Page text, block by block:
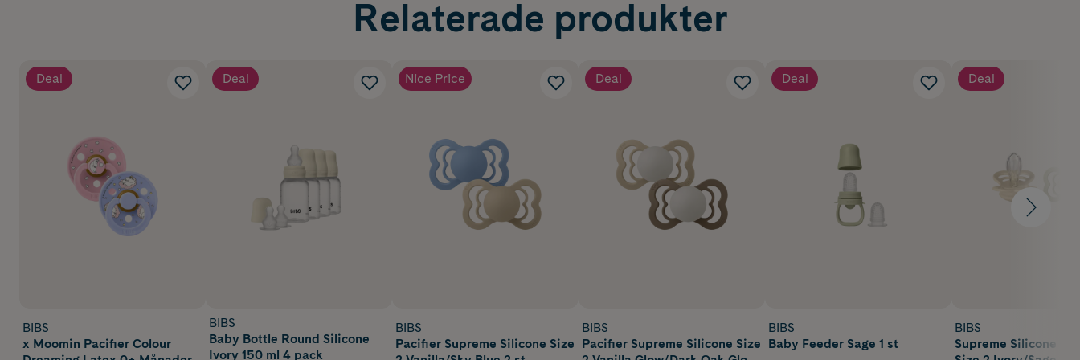
Relaterade produkter
Deal
BIBS
x Moomin Pacifier Colour
Deal
BIBS
Baby Bottle Round Silicone
Ivory 150 ml 4 pack
Nice Price
BIBS
Pacifier Supreme Silicone Size
Deal
BIBS
Pacifier Supreme Silicone Size
Deal
BIBS
Baby Feeder Sage 1 st
Deal
BIBS
Supreme Silicone 6+